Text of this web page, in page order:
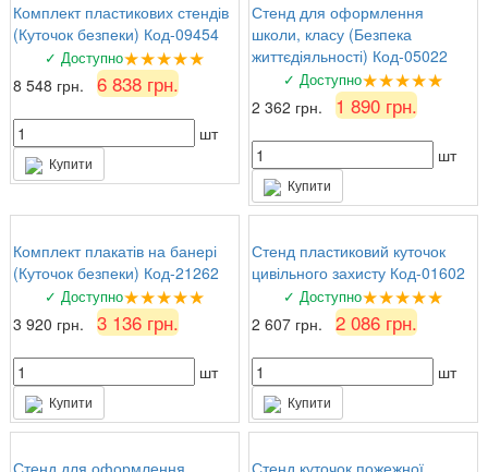
Комплект пластикових стендів
(Куточок безпеки) Код-09454
✓ Доступно★★★★★
8 548 грн. 6 838 грн.
шт
Купити
Стенд для оформлення
школи, класу (Безпека
життєдіяльності) Код-05022
✓ Доступно★★★★★
2 362 грн. 1 890 грн.
шт
Купити
Комплект плакатів на банері
(Куточок безпеки) Код-21262
✓ Доступно★★★★★
3 920 грн. 3 136 грн.
шт
Купити
Стенд пластиковий куточок
цивільного захисту Код-01602
✓ Доступно★★★★★
2 607 грн. 2 086 грн.
шт
Купити
Стенд для оформлення Стенд куточок пожежної